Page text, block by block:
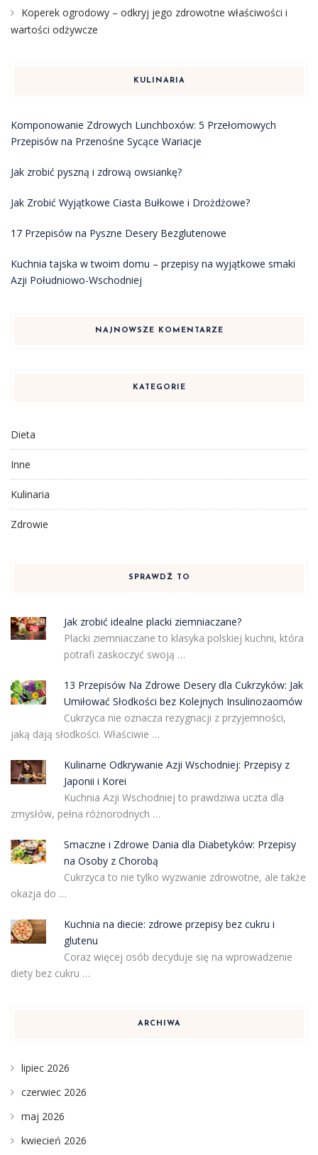
Koperek ogrodowy – odkryj jego zdrowotne właściwości i
wartości odżywcze
KULINARIA
Komponowanie Zdrowych Lunchboxów: 5 Przełomowych
Przepisów na Przenośne Sycące Wariacje
Jak zrobić pyszną i zdrową owsiankę?
Jak Zrobić Wyjątkowe Ciasta Bułkowe i Drożdżowe?
17 Przepisów na Pyszne Desery Bezglutenowe
Kuchnia tajska w twoim domu – przepisy na wyjątkowe smaki
Azji Południowo-Wschodniej
NAJNOWSZE KOMENTARZE
KATEGORIE
Dieta
Inne
Kulinaria
Zdrowie
SPRAWDŹ TO
Jak zrobić idealne placki ziemniaczane?
Placki ziemniaczane to klasyka polskiej kuchni, która
potrafi zaskoczyć swoją …
13 Przepisów Na Zdrowe Desery dla Cukrzyków: Jak
Umiłować Słodkości bez Kolejnych Insulinozaomów
Cukrzyca nie oznacza rezygnacji z przyjemności,
jaką dają słodkości. Właściwie …
Kulinarne Odkrywanie Azji Wschodniej: Przepisy z
Japonii i Korei
Kuchnia Azji Wschodniej to prawdziwa uczta dla
zmysłów, pełna różnorodnych …
Smaczne i Zdrowe Dania dla Diabetyków: Przepisy
na Osoby z Chorobą
Cukrzyca to nie tylko wyzwanie zdrowotne, ale także
okazja do …
Kuchnia na diecie: zdrowe przepisy bez cukru i
glutenu
Coraz więcej osób decyduje się na wprowadzenie
diety bez cukru …
ARCHIWA
lipiec 2026
czerwiec 2026
maj 2026
kwiecień 2026